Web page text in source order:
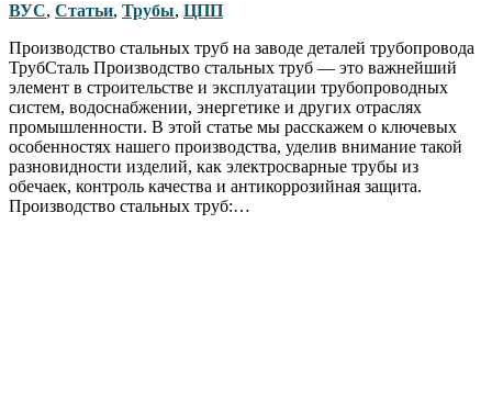
ВУС, Статьи, Трубы, ЦПП
Производство стальных труб на заводе деталей трубопровода
ТрубСталь Производство стальных труб — это важнейший
элемент в строительстве и эксплуатации трубопроводных
систем, водоснабжении, энергетике и других отраслях
промышленности. В этой статье мы расскажем о ключевых
особенностях нашего производства, уделив внимание такой
разновидности изделий, как электросварные трубы из
обечаек, контроль качества и антикоррозийная защита.
Производство стальных труб:…